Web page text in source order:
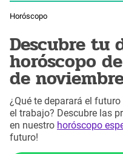
Horóscopo
Descubre tu
horóscopo
de
¿Qué te deparará el
el trabajo? Descubre las
en nuestro horóscopo
futuro!